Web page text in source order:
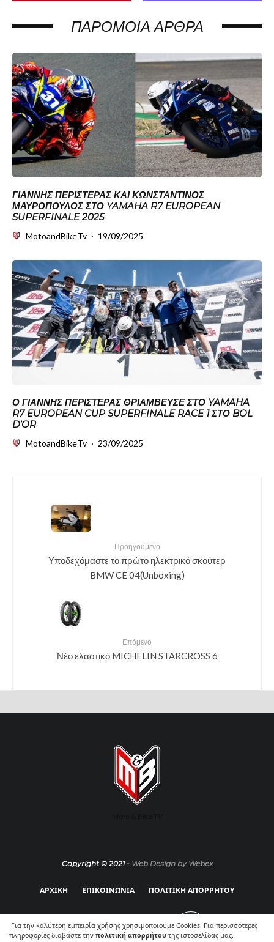
Για την καλύτερη εμπειρία χρήσης χρησιμοποιούμε Cookies. Για περισσότερες
πληροφορίες διαβάστε την πολιτική απορρήτου της ιστοσελίδας μας.
ΠΑΡΌΜΟΙΑ ΆΡΘΡΑ
ΓΙΆΝΝΗΣ ΠΕΡΙΣΤΕΡΆΣ ΚΑΙ ΚΩΝΣΤΑΝΤΊΝΟΣ
ΜΑΥΡΌΠΟΥΛΟΣ ΣΤΟ YAMAHA R7 EUROPEAN
SUPERFINALE 2025
MotoandBikeTv · 19/09/2025
Ο ΓΙΆΝΝΗΣ ΠΕΡΙΣΤΕΡΆΣ ΘΡΙΆΜΒΕΥΣΕ ΣΤΟ YAMAHA
R7 EUROPEAN CUP SUPERFINALE RACE 1 ΣΤΟ BOL
D’OR
MotoandBikeTv · 23/09/2025
Προηγούμενο
Υποδεχόμαστε το πρώτο ηλεκτρικό σκούτερ
BMW CE 04(Unboxing)
Επόμενο
Νέο ελαστικό MICHELIN STARCROSS 6
Copyright © 2021 - Web Design by Webex
ΑΡΧΙΚΗ ΕΠΙΚΟΙΝΩΝΙΑ ΠΟΛΙΤΙΚΗ ΑΠΟΡΡΗΤΟΥ